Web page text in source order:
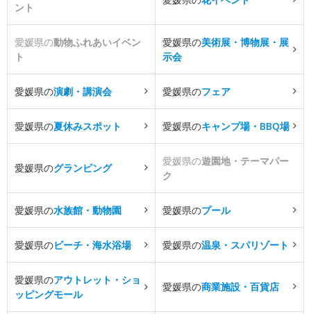
ント
愛媛県の動物ふれあいイベン
ト
愛媛県の美術展・博物展・展
示会
愛媛県の演劇・講演会 愛媛県のフェア
愛媛県の夏休みスポット 愛媛県のキャンプ場・BBQ場
愛媛県のグランピング
愛媛県の遊園地・テーマパー
ク
愛媛県の水族館・動物園 愛媛県のプール
愛媛県のビーチ・海水浴場 愛媛県の温泉・スパリゾート
愛媛県のアウトレット・ショ
ッピングモール
愛媛県の商業施設・百貨店